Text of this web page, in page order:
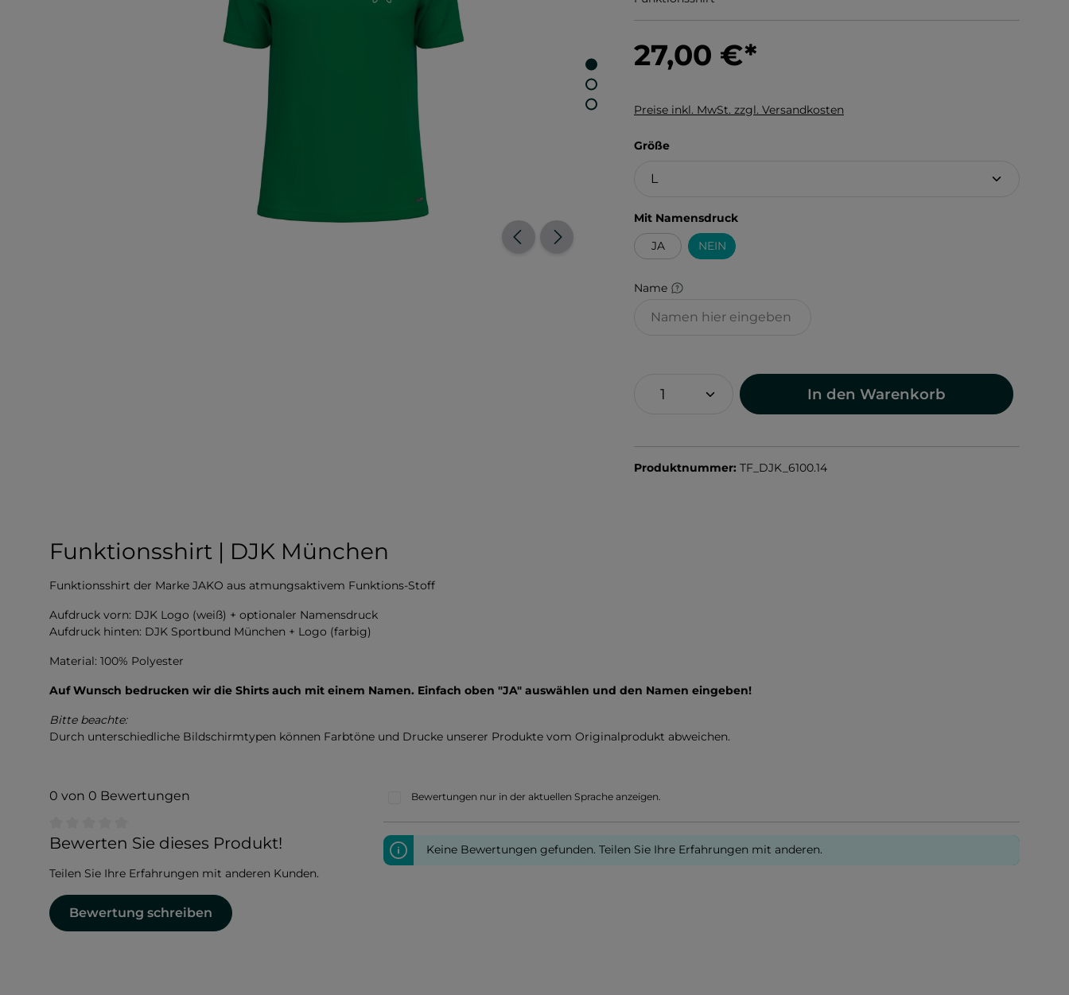
27,00 €*
Preise inkl. MwSt. zzgl. Versandkosten
Größeauswählen
Mit Namensdruckauswählen
JA
NEIN
Name
In den Warenkorb
Produktnummer: TF_DJK_6100.14
Funktionsshirt | DJK München
Funktionsshirt der Marke JAKO aus atmungsaktivem Funktions-Stoff
Aufdruck vorn: DJK Logo (weiß) + optionaler Namensdruck
Aufdruck hinten: DJK Sportbund München + Logo (farbig)
Material: 100% Polyester
Auf Wunsch bedrucken wir die Shirts auch mit einem Namen. Einfach oben "JA" auswählen und den Namen eingeben!
Bitte beachte:
Durch unterschiedliche Bildschirmtypen können Farbtöne und Drucke unserer Produkte vom Originalprodukt abweichen.
0 von 0 Bewertungen
Durchschnittliche Bewertung von 0 von 5 Sternen
Bewerten Sie dieses Produkt!
Teilen Sie Ihre Erfahrungen mit anderen Kunden.
Bewertung schreiben
Bewertungen nur in der aktuellen Sprache anzeigen.
Keine Bewertungen gefunden. Teilen Sie Ihre Erfahrungen mit anderen.